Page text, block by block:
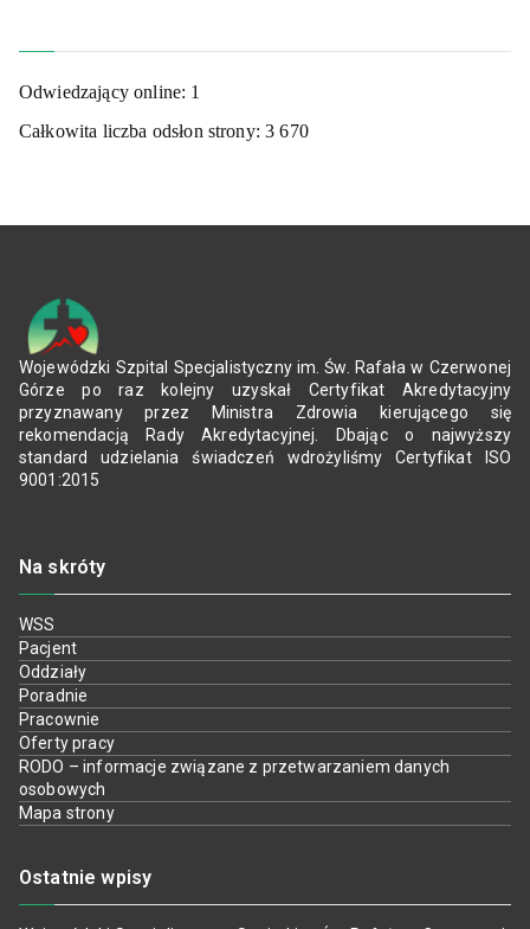
Odwiedzający online: 1
Całkowita liczba odsłon strony:3 670
Wojewódzki Szpital Specjalistyczny im. Św. Rafała w Czerwonej
Górze po raz kolejny uzyskał Certyfikat Akredytacyjny
przyznawany przez Ministra Zdrowia kierującego się
rekomendacją Rady Akredytacyjnej. Dbając o najwyższy
standard udzielania świadczeń wdrożyliśmy Certyfikat ISO
9001:2015
Na skróty
WSS
Pacjent
Oddziały
Poradnie
Pracownie
Oferty pracy
RODO – informacje związane z przetwarzaniem danych
osobowych
Mapa strony
Ostatnie wpisy